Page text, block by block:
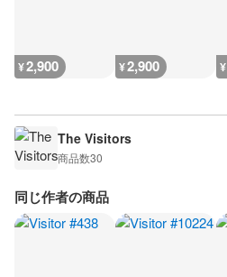
¥2,900 ¥2,900 ¥
The Visitors
商品数30
同じ作者の商品